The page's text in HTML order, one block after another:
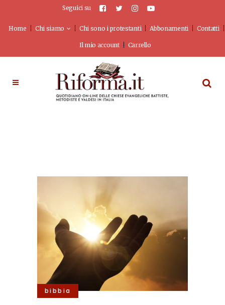
Seguici su
Home Chi siamo Chi sono i protestanti Abbonamenti Contatti
Il mio account Carrello
bibbia